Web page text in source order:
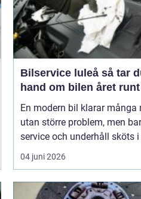
Bilservice luleå så tar du
hand om bilen året runt
En modern bil klarar många
utan större problem, men
service och underhåll sköts i
04 juni 2026